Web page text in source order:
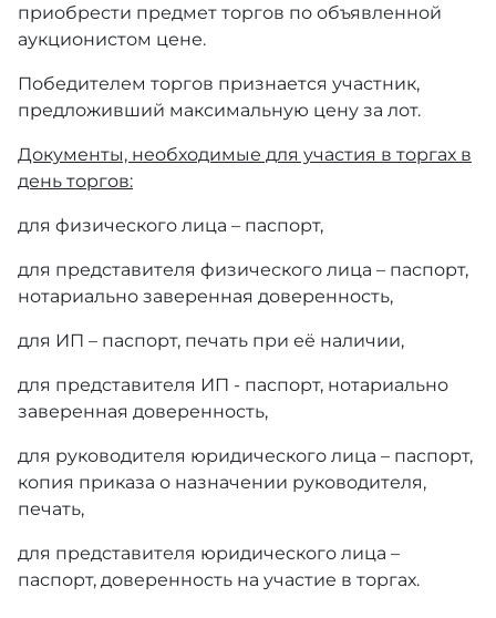
приобрести предмет торгов по объявленной
аукционистом цене.
Победителем торгов признается участник,
предложивший максимальную цену за лот.
Документы, необходимые для участия в торгах в
день торгов:
для физического лица – паспорт,
для представителя физического лица – паспорт,
нотариально заверенная доверенность,
для ИП – паспорт, печать при её наличии,
для представителя ИП - паспорт, нотариально
заверенная доверенность,
для руководителя юридического лица – паспорт,
копия приказа о назначении руководителя,
печать,
для представителя юридического лица –
паспорт, доверенность на участие в торгах.